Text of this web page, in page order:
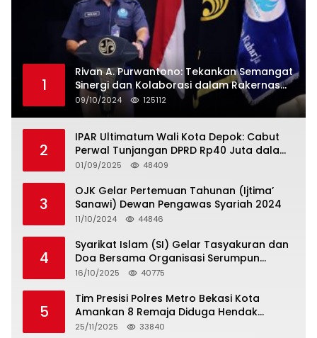
1
Rivan A. Purwantono: Tekankan Semangat
Sinergi dan Kolaborasi dalam Rakernas
Serikat Pekerja Jasa Raharja
09/10/2024 125112
2
IPAR Ultimatum Wali Kota Depok: Cabut
Perwal Tunjangan DPRD Rp40 Juta dalam
5 Hari atau Hadapi Aksi Rakyat
01/09/2025 48409
3
OJK Gelar Pertemuan Tahunan (Ijtima’
Sanawi) Dewan Pengawas Syariah 2024
11/10/2024 44846
4
Syarikat Islam (SI) Gelar Tasyakuran dan
Doa Bersama Organisasi Serumpun
Syarikat Islam Doa
16/10/2025 40775
5
Tim Presisi Polres Metro Bekasi Kota
Amankan 8 Remaja Diduga Hendak
Tawuran
25/11/2025 33840